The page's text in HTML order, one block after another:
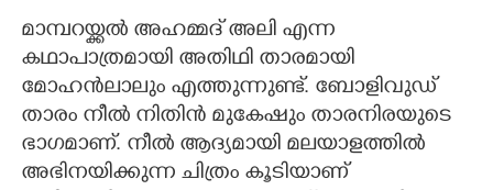
മാമ്പറയ്ക്കൽ അഹമ്മദ് അലി എന്ന
കഥാപാത്രമായി അതിഥി താരമായി
മോഹൻലാലും എത്തുന്നുണ്ട്. ബോളിവുഡ്
താരം നീൽ നിതിൻ മുകേഷും താരനിരയുടെ
ഭാഗമാണ്. നീൽ ആദ്യമായി മലയാളത്തിൽ
അഭിനയിക്കുന്ന ചിത്രം കൂടിയാണ്